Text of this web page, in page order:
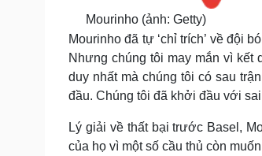
Mourinho (ảnh: Getty)
Mourinho đã tự ‘chỉ trích’ về đội
Nhưng chúng tôi may mắn vì
duy nhất mà chúng tôi có sau
đầu. Chúng tôi đã khởi đầu với
Lý giải về thất bại trước Basel,
của họ vì một số cầu thủ còn